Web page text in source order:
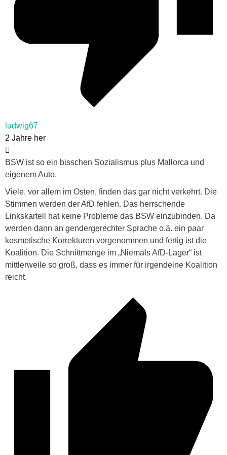
ludwig67
2 Jahre her
BSW ist so ein bisschen Sozialismus plus Mallorca und
eigenem Auto.
Viele, vor allem im Osten, finden das gar nicht verkehrt. Die
Stimmen werden der AfD fehlen. Das herrschende
Linkskartell hat keine Probleme das BSW einzubinden. Da
werden dann an gendergerechter Sprache o.ä. ein paar
kosmetische Korrekturen vorgenommen und fertig ist die
Koalition. Die Schnittmenge im „Niemals AfD-Lager“ ist
mittlerweile so groß, dass es immer für irgendeine Koalition
reicht.